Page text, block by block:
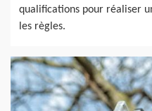
qualifications pour réaliser
les règles.